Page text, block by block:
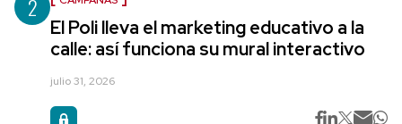
2
El Poli lleva el marketing educativo a la
calle: así funciona su mural interactivo
julio 31, 2026